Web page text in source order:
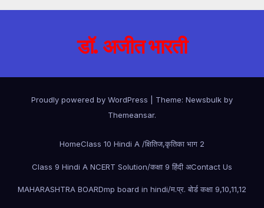
डॉ. अजीत भारती
Proudly powered by WordPress Theme: Newsbulk by
Themeansar.
HomeClass 10 Hindi A /क्षितिज,कृतिका भाग 2
Class 9 Hindi A NCERT Solution/कक्षा 9 हिंदी अContact Us
MAHARASHTRA BOARDmp board in hindi/म.प्र. बोर्ड कक्षा 9,10,11,12